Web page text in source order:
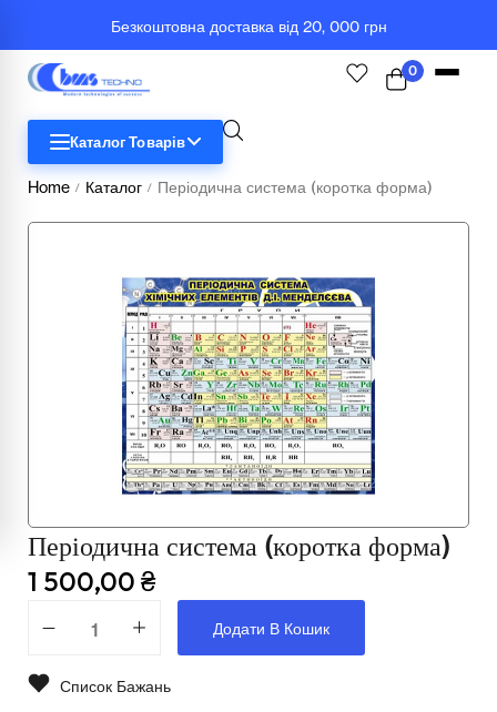
Безкоштовна доставка від 20, 000 грн
0
Каталог Товарів
Географія
Комп'ютерна техніка
Меблі
Медичні тренажери та манекени
Мультимедійне обладнання
Освіта
Фізика
Home / Каталог / Періодична система (коротка форма)
Періодична система (коротка форма)
1 500,00 ₴
Додати В Кошик
Список Бажань